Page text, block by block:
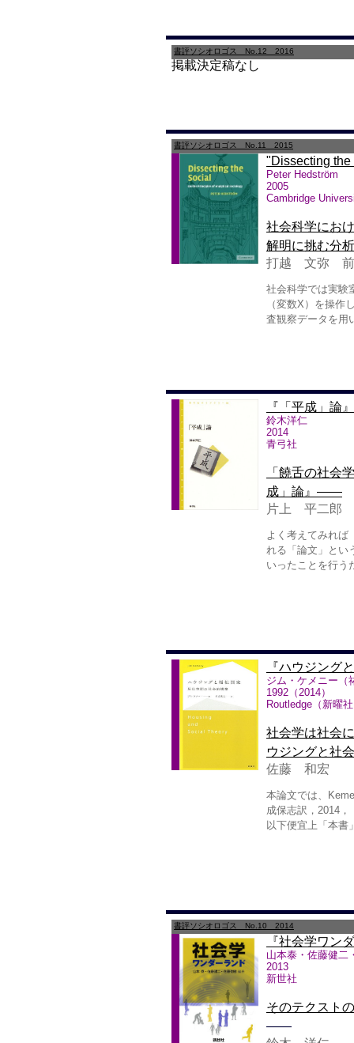
書評ソシオロゴス No.12 2016
掲載決定稿なし
書評ソシオロゴス No.11 2015
"Dissecting
Peter Hedström
2005
Cambridge
社会科学にお
解明に挑む分
打越 文弥
社会科学では実験
（変数X）を操作
査観察データを用
『「平成」論』
鈴木洋仁
2014
青弓社
「饒舌の社
成」論』――
片上 平二郎
よく考えてみれば
れる「論文」とい
いったことを行
『ハウジング
ジム・ケメニー（
1992（2014）
Routledge（新曜
社会学は社会
ウジングと社
佐藤 和宏
本論文では、
成保志訳，2014
以下便宜上「本
書評ソシオロゴス No.10 2014
『社会学ワン
山本泰・佐藤健二
2013
新世社
そのテクスト
――